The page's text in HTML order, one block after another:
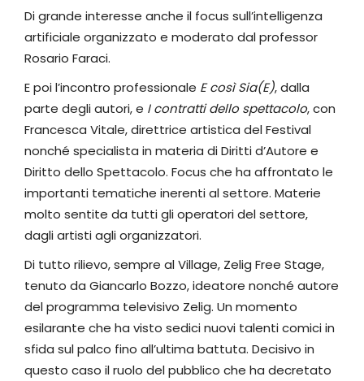
Di grande interesse anche il focus sull’intelligenza
artificiale organizzato e moderato dal professor
Rosario Faraci.
E poi l’incontro professionale E così Sia(E), dalla
parte degli autori, e I contratti dello spettacolo, con
Francesca Vitale, direttrice artistica del Festival
nonché specialista in materia di Diritti d’Autore e
Diritto dello Spettacolo. Focus che ha affrontato le
importanti tematiche inerenti al settore. Materie
molto sentite da tutti gli operatori del settore,
dagli artisti agli organizzatori.
Di tutto rilievo, sempre al Village, Zelig Free Stage,
tenuto da Giancarlo Bozzo, ideatore nonché autore
del programma televisivo Zelig. Un momento
esilarante che ha visto sedici nuovi talenti comici in
sfida sul palco fino all’ultima battuta. Decisivo in
questo caso il ruolo del pubblico che ha decretato